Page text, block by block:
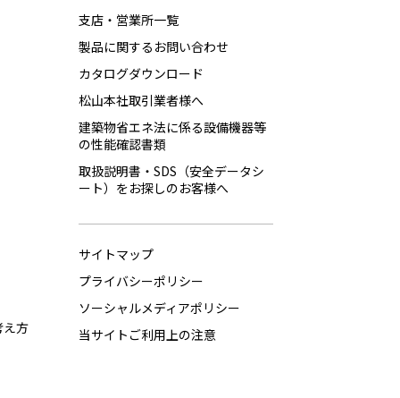
え方
支店・営業所一覧
製品に関するお問い合わせ
カタログダウンロード
松山本社取引業者様へ
建築物省エネ法に係る設備機器等
の性能確認書類
取扱説明書・SDS（安全データシ
ート）をお探しのお客様へ
サイトマップ
プライバシーポリシー
ソーシャルメディアポリシー
当サイトご利用上の注意